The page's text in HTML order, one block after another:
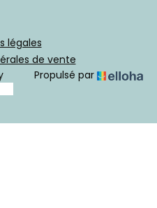
légales
de vente
Propulsé par